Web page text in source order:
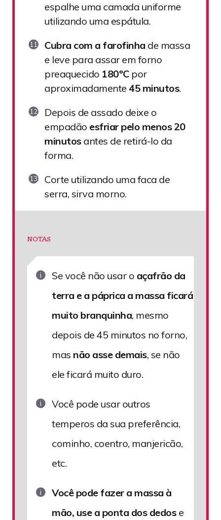
espalhe uma camada uniforme
utilizando uma espátula.
Cubra com a farofinha de massa
e leve para assar em forno
preaquecido 180ºCpor
aproximadamente 45 minutos.
Depois de assado deixe o
empadão esfriar pelo menos 20
minutosantes de retirá-lo da
forma.
Corte utilizando uma faca de
serra, sirva morno.
NOTAS
Se você não usar o açafrão da
terra e a páprica a massa ficará
muito branquinha, mesmo
depois de 45 minutos no forno,
mas não asse demais, se não
ele ficará muito duro.
Você pode usar outros
temperos da sua preferência,
cominho, coentro, manjericão,
etc.
Você pode fazer a massa à
mão, use a ponta dos dedose